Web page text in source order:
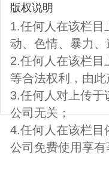
版权说明
1.任何人在该栏目
动、色情、暴力
2.任何人在该栏目
等合法权利，由
3.任何人对上传于
公司无关；
4.任何人在该栏目
公司免费使用享